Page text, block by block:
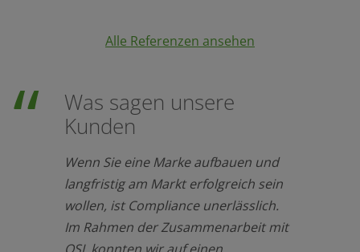
Alle Referenzen ansehen
Was sagen unsere
Kunden
Wenn Sie eine Marke aufbauen und
langfristig am Markt erfolgreich sein
wollen, ist Compliance unerlässlich.
Im Rahmen der Zusammenarbeit mit